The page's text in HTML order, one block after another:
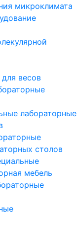
микроклимата
весов
лабораторные
столов
мебель